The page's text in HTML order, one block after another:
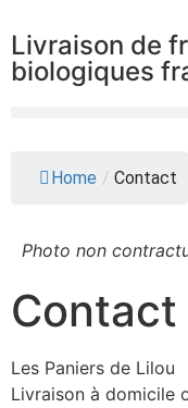
Livraison de
biologiques
Home / Contact
Photo non
Contact
Les Paniers de Lilou
Livraison à domicile